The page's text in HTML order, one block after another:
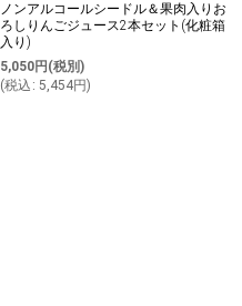
ノンアルコールシードル＆果肉入りお
ろしりんごジュース2本セット(化粧箱
入り)
5,050円 (税別)
(税込 : 5,454円)